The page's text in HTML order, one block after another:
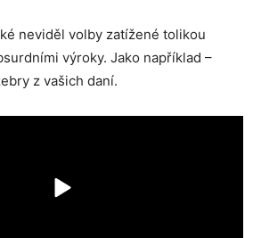
neviděl volby zatížené tolikou
výroky. Jako například –
z vašich daní.